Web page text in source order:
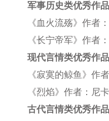
军事历史类优秀作
《血火流殇》作者：
《长宁帝军》作者：
现代言情类优秀作
《寂寞的鲸鱼》作者
《烈焰》作者：尼卡
古代言情类优秀作